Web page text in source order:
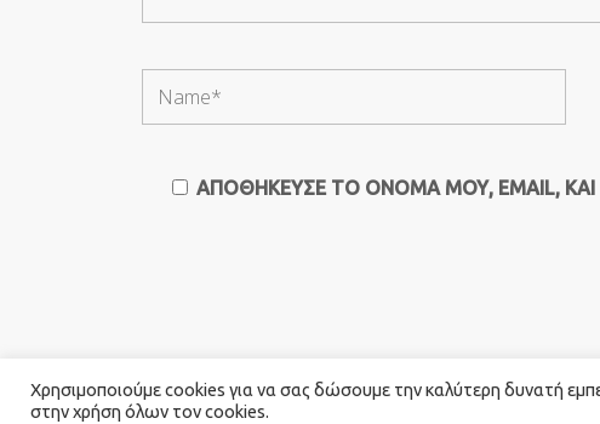
ΑΠΟΘΉΚΕΥΣΕ ΤΟ ΌΝΟΜΆ ΜΟΥ, EMAIL,
Χρησιμοποιούμε cookies για να σας δώσουμε την καλύτερη δυνατή
στην χρήση όλων τον cookies.